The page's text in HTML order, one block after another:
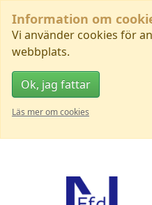
Information om
Vi använder cookies för
webbplats.
Ok, jag fattar
Läs mer om cookies